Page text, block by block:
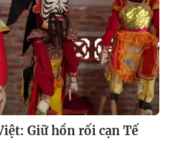
Giữ hồn rối cạn Tế